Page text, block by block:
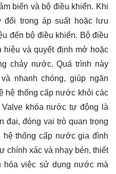
biến và bộ điều khiển. Khi
đổi trong áp suất hoặc lưu
đến bộ điều khiển. Bộ điều
hiệu và quyết định mở hoặc
chảy nước. Quá trình này
nhanh chóng, giúp ngăn
hệ thống cấp nước khỏi các
khóa nước tự động là
đại, đóng vai trò quan trọng
hệ thống cấp nước gia đình
chính xác và nhạy bén, thiết
hóa việc sử dụng nước mà